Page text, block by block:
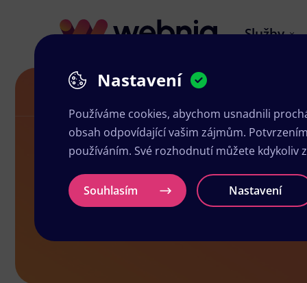
Služby
Grafika a tisk Hořice
Grafika a
Nastavení
Používáme cookies, abychom usnadnili
obsah odpovídající vašim zájmům.
používáním. Své rozhodnutí můžete kdykoliv
Souhlasím Nastavení